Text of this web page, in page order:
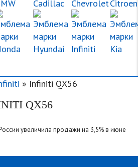
» Infiniti QX56
QX56
увеличила продажи на 3,5% в июне